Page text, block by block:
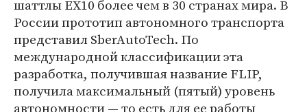
шаттлы EX10 более чем в 30 странах мира. В
России прототип автономного транспорта
представил SberAutoTech. По
международной классификации эта
разработка, получившая название FLIP,
получила максимальный (пятый) уровень
автономности — то есть для ее работы